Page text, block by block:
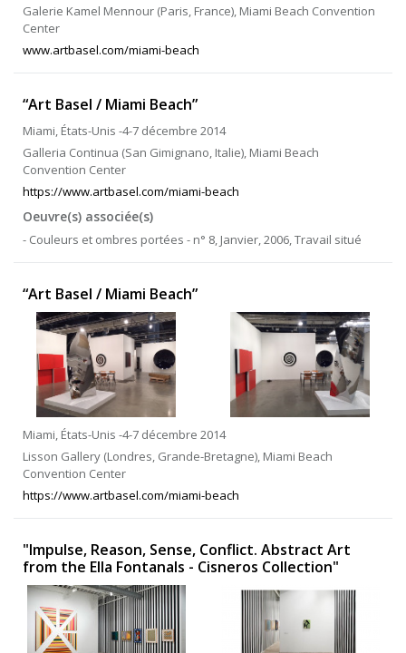
Galerie Kamel Mennour (Paris, France), Miami Beach Convention
Center
www.artbasel.com/miami-beach
“Art Basel / Miami Beach”
Miami, États-Unis -4-7 décembre 2014
Galleria Continua (San Gimignano, Italie), Miami Beach
Convention Center
https://www.artbasel.com/miami-beach
Oeuvre(s) associée(s)
- Couleurs et ombres portées - n° 8, Janvier, 2006, Travail situé
“Art Basel / Miami Beach”
Miami, États-Unis -4-7 décembre 2014
Lisson Gallery (Londres, Grande-Bretagne), Miami Beach
Convention Center
https://www.artbasel.com/miami-beach
"Impulse, Reason, Sense, Conflict. Abstract Art
from the Ella Fontanals - Cisneros Collection"